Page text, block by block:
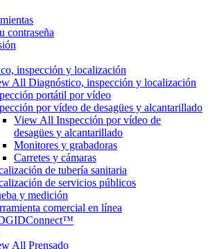
contraseña
inspección y localización
All Diagnóstico, inspección y localización
portátil por vídeo
por vídeo de desagües y alcantarillado
View All Inspección por vídeo de
desagües y alcantarillado
Monitores y grabadoras
Carretes y cámaras
de tubería sanitaria
de servicios públicos
y medición
comercial en línea
All Prensado